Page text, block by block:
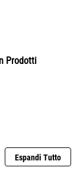
Prodotti
Espandi Tutto